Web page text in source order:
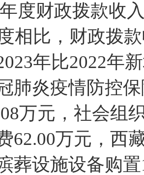
年度财政拨款收
相比，财政拨
年比2022年
肺炎疫情防控
万元，社会组
62.00万元，西
葬设施设备购